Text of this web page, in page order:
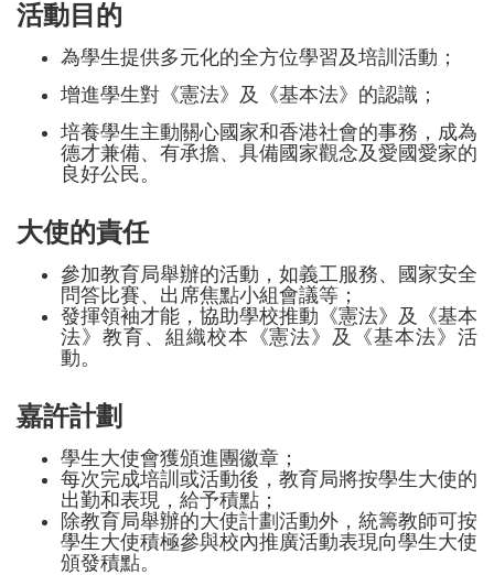
活動目的
為學生提供多元化的全方位學習及培訓活動；
增進學生對《憲法》及《基本法》的認識；
培養學生主動關心國家和香港社會的事務，成為
德才兼備、有承擔、具備國家觀念及愛國愛家的
良好公民。
大使的責任
參加教育局舉辦的活動，如義工服務、國家安全
問答比賽、出席焦點小組會議等；
發揮領袖才能，協助學校推動《憲法》及《基本
法》教育、組織校本《憲法》及《基本法》活
動。
嘉許計劃
學生大使會獲頒進團徽章；
每次完成培訓或活動後，教育局將按學生大使的
出勤和表現，給予積點；
除教育局舉辦的大使計劃活動外，統籌教師可按
學生大使積極參與校內推廣活動表現向學生大使
頒發積點。